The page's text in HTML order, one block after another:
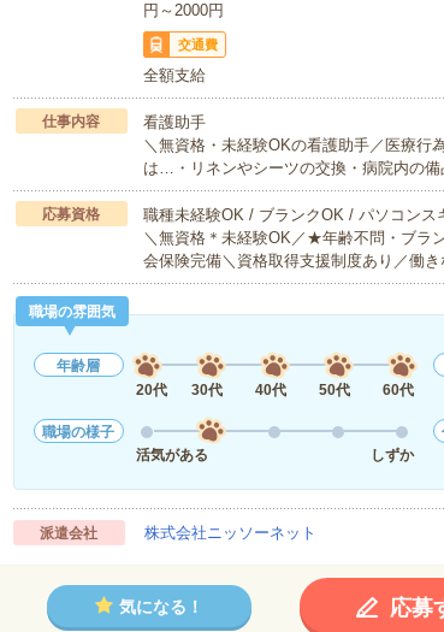
円～2000円
交通費
全額支給
仕事内容
看護助手
＼無資格・未経験OKの看護助手／医療
は…・リネンやシーツの交換・病院内の
応募資格
職種未経験OK / ブランクOK / パソコンス
＼無資格＊未経験OK／★年齢不問・ブ
会保険完備＼資格取得支援制度あり／働
職場の雰囲気
年齢層
20代
30代 40代 50代 60代
職場の様子
活気がある
しずか
派遣会社 株式会社ニッソーネット
気になる！ 応募